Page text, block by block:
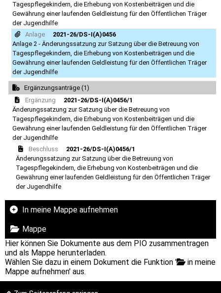
Tagespflegekindern, die Erhebung von Kostenbeiträgen und die
Gewährung einer laufenden Geldleistung für den Öffentlichen Träger
der Jugendhilfe
Anlage
2021-26/DS-I(A)0456
Anlage 2 - Änderungssatzung zur Satzung über die Betreuung von
Tagespflegekindern, die Erhebung von Kostenbeiträgen und die
Gewährung einer laufenden Geldleistung für den Öffentlichen Träger
der Jugendhilfe
Ergänzungsanträge (1)
Ergänzung
2021-26/DS-I(A)0456/1
Änderungssatzung zur Satzung über die Betreuung von
Tagespflegekindern, die Erhebung von Kostenbeiträgen und die
Gewährung einer laufenden Geldleistung für den Öffentlichen Träger
der Jugendhilfe
Beschluss
2021-26/DS-I(A)0456/1
Änderungssatzung zur Satzung über die Betreuung von
Tagespflegekindern, die Erhebung von Kostenbeiträgen und die
Gewährung einer laufenden Geldleistung für den Öffentlichen Träger
der Jugendhilfe
In meine Mappe aufnehmen
Mappe
Hier können Sie Dokumente aus dem PIO zusammentragen
und als Mappe herunterladen.
Wählen Sie dazu in einem Dokument die Funktion '
in meine
Mappe aufnehmen' aus.